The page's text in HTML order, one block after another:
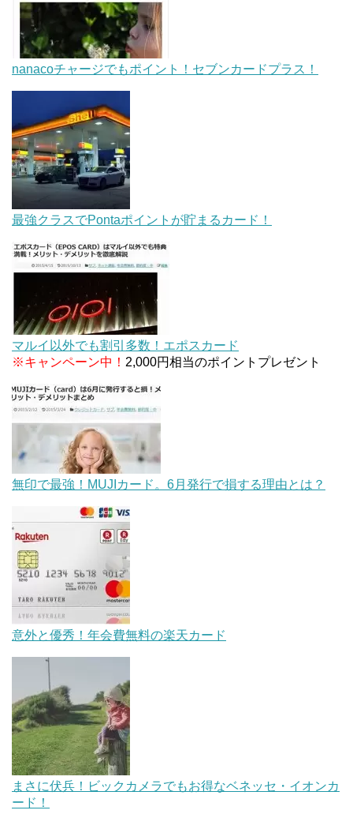
nanacoチャージでもポイント！セブンカードプラス！
最強クラスでPontaポイントが貯まるカード！
マルイ以外でも割引多数！エポスカード
※キャンペーン中！ 2,000円相当のポイントプレゼント
無印で最強！MUJIカード。6月発行で損する理由とは？
意外と優秀！年会費無料の楽天カード
まさに伏兵！ビックカメラでもお得なベネッセ・イオンカ
ード！